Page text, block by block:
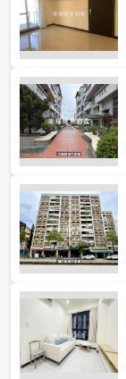
新北市
宜蘭縣
桃園市
新竹市
新竹縣
苗栗縣
台中市
彰化縣
南投縣
雲林縣
類型(可複選)
不拘
雅房
辦公
車位
不拘